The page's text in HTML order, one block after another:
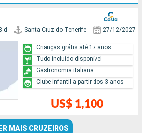
8 d Santa Cruz do Tenerife 27/12/2027
US$ 1,100
Crianças grátis até 17 anos
Tudo incluído disponível
Gastronomia italiana
Clube infantil a partir dos 3 anos
MAIS CRUZEIROS